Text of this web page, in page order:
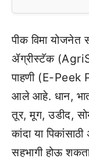
पीक विमा योजनेत
ॲग्रीस्टॅक
पाहणी (E-Peek
आले आहे. धान, भात,
तूर, मूग, उडीद,
कांदा या
सहभागी होऊ